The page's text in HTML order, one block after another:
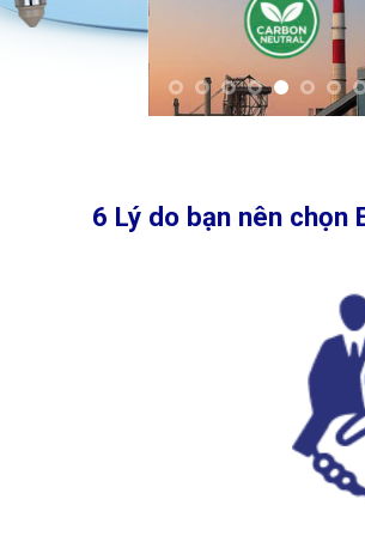
6 Lý do bạn nên chọn
Năng lực phân